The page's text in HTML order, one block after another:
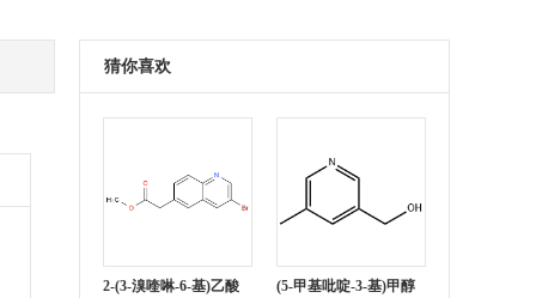
猜你喜欢
2-(3-溴喹啉-6-基)乙酸
(5-甲基吡啶-3-基)甲醇